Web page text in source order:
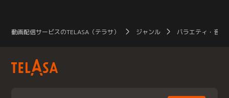
動画配信サービスのTELASA（テラサ） ジャンル バラエティ・音楽